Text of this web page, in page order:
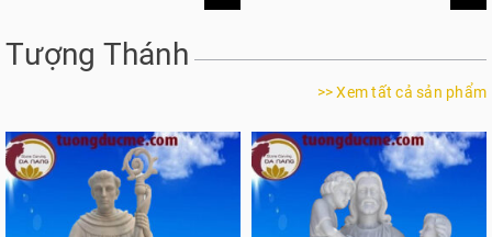
Tượng Thánh
>> Xem tất cả sản phẩm